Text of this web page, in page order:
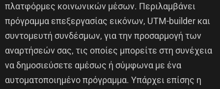
πλατφόρμες κοινωνικών μέσων. Περιλαμβάνει
πρόγραμμα επεξεργασίας εικόνων, UTM-builder και
συντομευτή συνδέσμων, για την προσαρμογή των
αναρτήσεών σας, τις οποίες μπορείτε στη συνέχεια
να δημοσιεύσετε αμέσως ή σύμφωνα με ένα
αυτοματοποιημένο πρόγραμμα. Υπάρχει επίσης η